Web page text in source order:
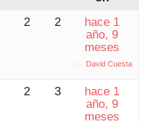
2 2
hace 1
año, 9
meses
David Cuesta
2 3
hace 1
año, 9
meses